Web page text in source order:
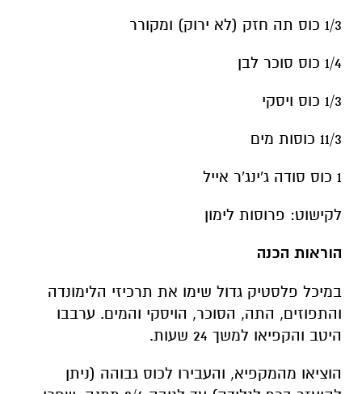
1/3 כוס תה חזק (לא ירוק) ומקורר
1/4 כוס סוכר לבן
1/3 כוס ויסקי
11/3 כוסות מים
1 כוס סודה ג'ינג'ר אייל
לקישוט: פרוסות לימון
הוראות הכנה
במיכל פלסטיק גדול שימו את תרכיזי הלימונדה
והתפוזים, התה, הסוכר, הויסקי והמים. ערבבו
היטב והקפיאו למשך 24 שעות.
הוציאו מהמקפיא, והעבירו לכוס גבוהה (ניתן